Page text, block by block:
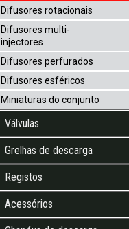
Difusores rotacionais
Difusores multi-
injectores
Difusores perfurados
Difusores esféricos
Miniaturas do conjunto
Válvulas
Grelhas de descarga
Registos
Acessórios